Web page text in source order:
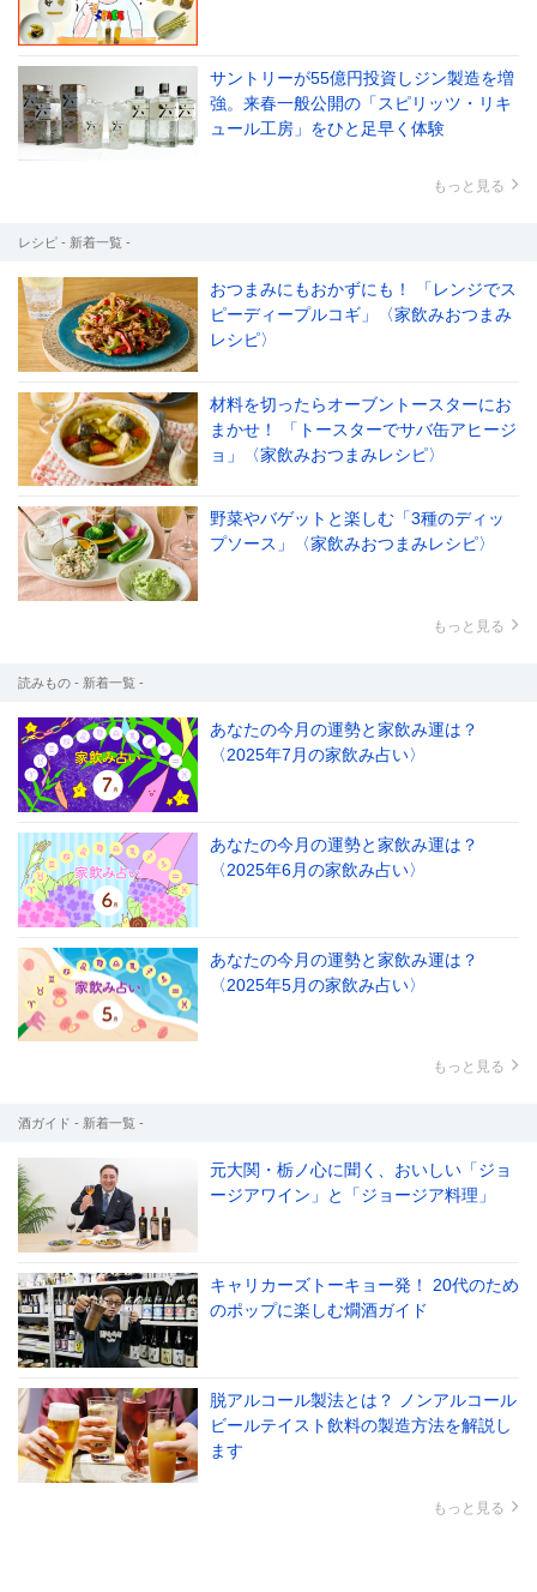
サントリーが55億円投資しジン製造を増
強。来春一般公開の「スピリッツ・リキ
ュール工房」をひと足早く体験
もっと見る
レシピ - 新着一覧 -
おつまみにもおかずにも！ 「レンジでス
ピーディープルコギ」〈家飲みおつまみ
レシピ〉
材料を切ったらオーブントースターにお
まかせ！ 「トースターでサバ缶アヒージ
ョ」〈家飲みおつまみレシピ〉
野菜やバゲットと楽しむ「3種のディッ
プソース」〈家飲みおつまみレシピ〉
もっと見る
読みもの - 新着一覧 -
あなたの今月の運勢と家飲み運は？
〈2025年7月の家飲み占い〉
あなたの今月の運勢と家飲み運は？
〈2025年6月の家飲み占い〉
あなたの今月の運勢と家飲み運は？
〈2025年5月の家飲み占い〉
もっと見る
酒ガイド - 新着一覧 -
元大関・栃ノ心に聞く、おいしい「ジョ
ージアワイン」と「ジョージア料理」
キャリカーズトーキョー発！ 20代のため
のポップに楽しむ燗酒ガイド
脱アルコール製法とは？ ノンアルコール
ビールテイスト飲料の製造方法を解説し
ます
もっと見る